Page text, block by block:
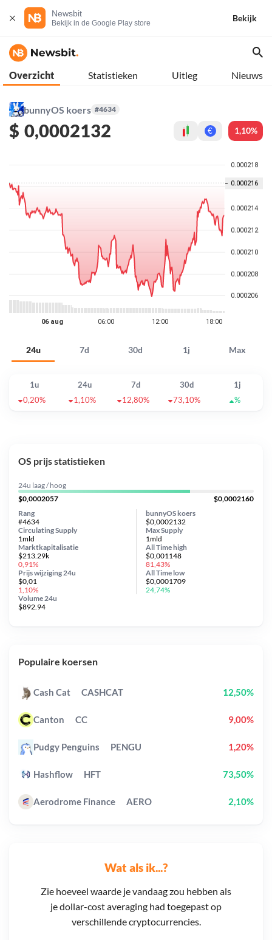
Newsbit
Bekijk in de Google Play store
Bekijk
Overzicht Statistieken Uitleg Nieuws
bunnyOS koers #4634
$ 0,0002132 € 1,10%
24u 7d 30d 1j Max
1u 24u 7d 30d
1j
0,20%
1,10% 12,80% 73,10% %
Wat als ik...?
Zie hoeveel waarde je vandaag zou hebben als
je dollar-cost averaging had toegepast op
verschillende cryptocurrencies.
OS prijs statistieken
24u laag / hoog
$0,0002057
$0,0002160
bunnyOS koers
$0,0002132
Circulating Supply
1mld
Prijs wijziging 24u
$0,01
1,10%
Max Supply
1mld
Marktkapitalisatie
$213.29k
0,91%
Volume 24u
$892.94
Rang
#4634
All Timehigh
$0,001148
81,43%
All Time low
$0,0001709
24,74%
Populaire koersen
Cash Cat CASHCAT 12,50%
Canton CC 9,00%
Pudgy Penguins PENGU 1,20%
Hashflow HFT 73,50%
Aerodrome Finance AERO 2,10%